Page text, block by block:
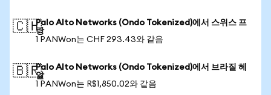
🇨🇭Palo Alto Networks (Ondo Tokenized)에서 스위스 프
랑
1 PANWon는 CHF 293.43와 같음
🇧🇷Palo Alto Networks (Ondo Tokenized)에서 브라질 헤
알
1 PANWon는 R$1,850.02와 같음